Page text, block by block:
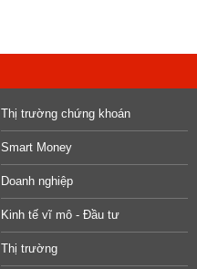
Thị trường chứng khoán
Smart Money
Doanh nghiệp
Kinh tế vĩ mô - Đầu tư
Thị trường